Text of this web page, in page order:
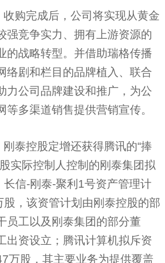
购完成后，公司将实现从黄金
强竞争实力、拥有上游资源的
的战略转型。并借助瑞格传播
络剧和栏目的品牌植入、联合
力公司品牌建设和推广，为公
等多渠道销售提供营销宣传。
泰控股定增还获得腾讯的“捧
实际控制人控制的刚泰集团拟
长信-刚泰-聚利 1号资产管理计
股，该资管计划由刚泰控股的部
员工以及刚泰集团的部分董
出资设立；腾讯计算机拟斥资
万股，其主要业务为提供覆盖